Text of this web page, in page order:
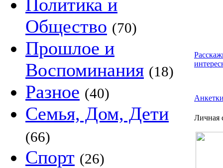
Политика и
Общество (70)
Прошлое и
Воспоминания (18)
Разное (40)
Семья, Дом, Дети
(66)
Спорт (26)
Личная